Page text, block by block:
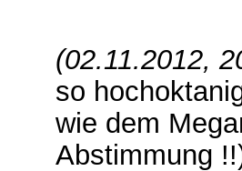
(02.11.2012,
so
wie dem
Abstimmung